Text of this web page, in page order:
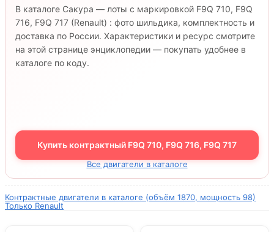
В каталоге Сакура — лоты с маркировкой F9Q 710, F9Q
716, F9Q 717 (Renault) : фото шильдика, комплектность и
доставка по России. Характеристики и ресурс смотрите
на этой странице энциклопедии — покупать удобнее в
каталоге по коду.
Купить контрактный F9Q 710, F9Q 716, F9Q 717
Все двигатели в каталоге
Контрактные двигатели в каталоге (объём 1870, мощность 98)
Только Renault